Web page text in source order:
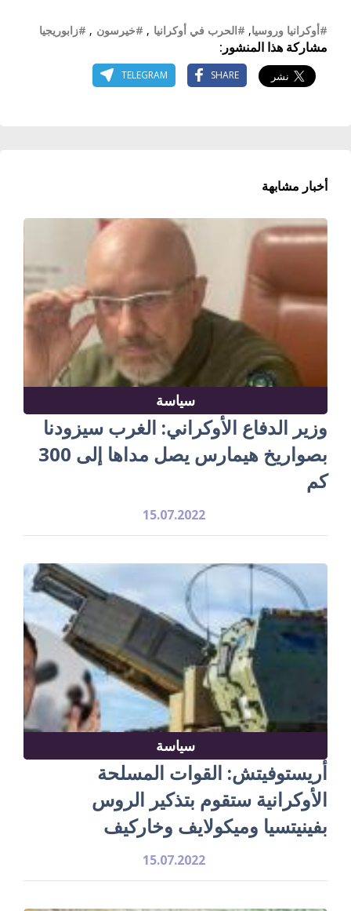
#أوكرانيا وروسيا, #الحرب في أوكرانيا , #خيرسون , #زابوريجيا
مشاركة هذا المنشور:
SHARE
TELEGRAM
أخبار مشابهة
سياسة
وزير الدفاع الأوكراني: الغرب سيزودنا
بصواريخ هيمارس يصل مداها إلى 300
كم
15.07.2022
سياسة
أريستوفيتش: القوات المسلحة
الأوكرانية ستقوم بتذكير الروس
بفينيتسيا وميكولايف وخاركيف
15.07.2022